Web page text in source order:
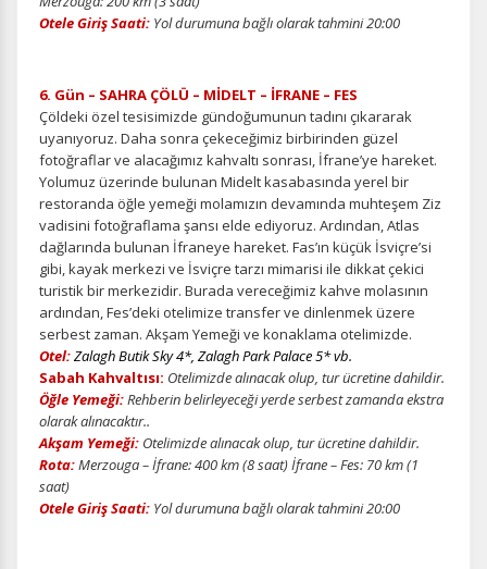
ÇEREZ KULLANIM AYARLARINIZ
Daha fazla bilgi içinKVKK bilgilendirmemizi,çerez kullanım
gizlilik koşullarınıinceleyebilirsiniz.
Zorunlu Çerezler HER ZAMAN AKTIF
Oturum yönetimi, güvenlik ve temel site işlevleri için
gereklidir. Bu çerezler olmadan site düzgün çalışmaz ve
devre dışı bırakılamaz.
İstatistik Çerezleri
Ziyaretçilerin siteyi nasıl kullandığını anonim olarak
ölçeriz. Hangi sayfaların popüler olduğunu ve
kullanıcıların nerede zorluk yaşadığını anlamamıza
yardımcı olur.
Otele Giriş Saati: Yol durumuna bağlı olarak tahmini 20:00
6. Gün – SAHRA ÇÖLÜ – MİDELT – İFRANE – FES
Çöldeki özel tesisimizde gündoğumunun tadını çıkararak
uyanıyoruz. Daha sonra çekeceğimiz birbirinden güzel
fotoğraflar ve alacağımız kahvaltı sonrası, İfrane’ye hareket.
Yolumuz üzerinde bulunan Midelt kasabasında yerel bir
restoranda öğle yemeği molamızın devamında muhteşem Ziz
vadisini fotoğraflama şansı elde ediyoruz. Ardından, Atlas
dağlarında bulunan İfraneye hareket. Fas’ın küçük İsviçre’si
gibi, kayak merkezi ve İsviçre tarzı mimarisi ile dikkat çekici
turistik bir merkezidir. Burada vereceğimiz kahve molasının
ardından, Fes’deki otelimize transfer ve dinlenmek üzere
serbest zaman. Akşam Yemeği ve konaklama otelimizde.
Otel:Zalagh Butik Sky 4*, Zalagh Park Palace 5* vb.
Sabah Kahvaltısı: Otelimizde alınacak olup, tur ücretine dahildir.
Öğle Yemeği:Rehberin belirleyeceği yerde serbest zamanda ekstra
olarak alınacaktır..
Akşam Yemeği: Otelimizde alınacak olup, tur ücretine dahildir.
Rota:Merzouga – İfrane: 400 km (8 saat)İfrane – Fes: 70 km (1
saat)
Otele Giriş Saati: Yol durumuna bağlı olarak tahmini 20:00